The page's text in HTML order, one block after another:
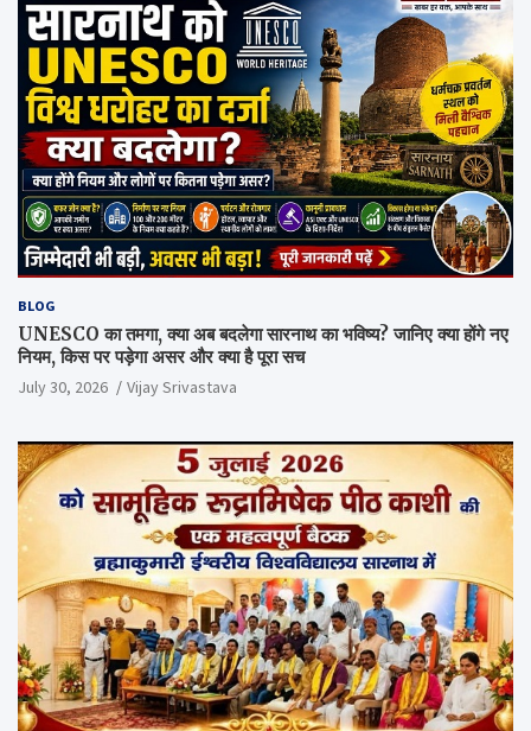
BLOG
UNESCO का तमगा, क्या अब बदलेगा सारनाथ का भविष्य? जानिए क्या होंगे नए
नियम, किस पर पड़ेगा असर और क्या है पूरा सच
July 30, 2026 Vijay Srivastava